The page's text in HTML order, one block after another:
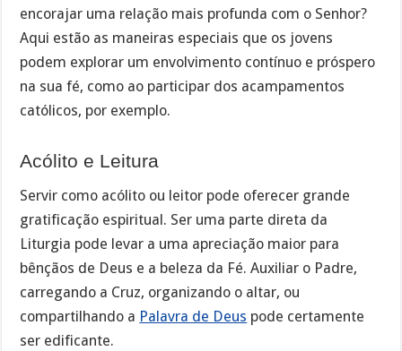
encorajar uma relação mais profunda com o Senhor?
Aqui estão as maneiras especiais que os jovens
podem explorar um envolvimento contínuo e próspero
na sua fé, como ao participar dos acampamentos
católicos, por exemplo.
Acólito e Leitura
Servir como acólito ou leitor pode oferecer grande
gratificação espiritual. Ser uma parte direta da
Liturgia pode levar a uma apreciação maior para
bênçãos de Deus e a beleza da Fé. Auxiliar o Padre,
carregando a Cruz, organizando o altar, ou
compartilhando a Palavra de Deus pode certamente
ser edificante.